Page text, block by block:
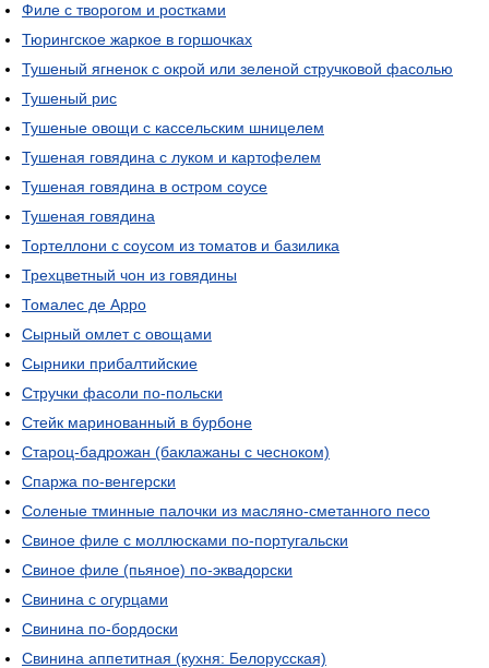
Филе с творогом и ростками
Тюрингское жаркое в горшочках
Тушеный ягненок с окрой или зеленой стручковой фасолью
Тушеный рис
Тушеные овощи с кассельским шницелем
Тушеная говядина с луком и картофелем
Тушеная говядина в остром соусе
Тушеная говядина
Тортеллони с соусом из томатов и базилика
Трехцветный чон из говядины
Томалес де Арро
Сырный омлет с овощами
Сырники прибалтийские
Стручки фасоли по-польски
Стейк маринованный в бурбоне
Староц-бадрожан (баклажаны с чесноком)
Спаржа по-венгерски
Соленые тминные палочки из масляно-сметанного песо
Свиное филе с моллюсками по-португальски
Свиное филе (пьяное) по-эквадорски
Свинина с огурцами
Свинина по-бордоски
Свинина аппетитная (кухня: Белорусская)